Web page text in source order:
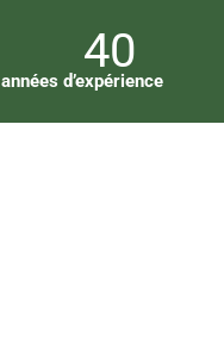
40
années d’expérience